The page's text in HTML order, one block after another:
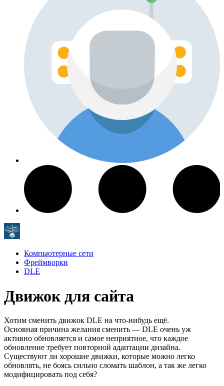
Компьютерные сети
Фреймворки
DLE
Движок для сайта
Хотим сменить движок DLE на что-нибудь ещё.
Основная причина желания сменить — DLE очень уж
активно обновляется и самое неприятное, что каждое
обновление требует повторной адаптации дизайна.
Существуют ли хорошие движки, которые можно легко
обновлять, не боясь сильно сломать шаблон, а так же легко
модифицировать под себя?